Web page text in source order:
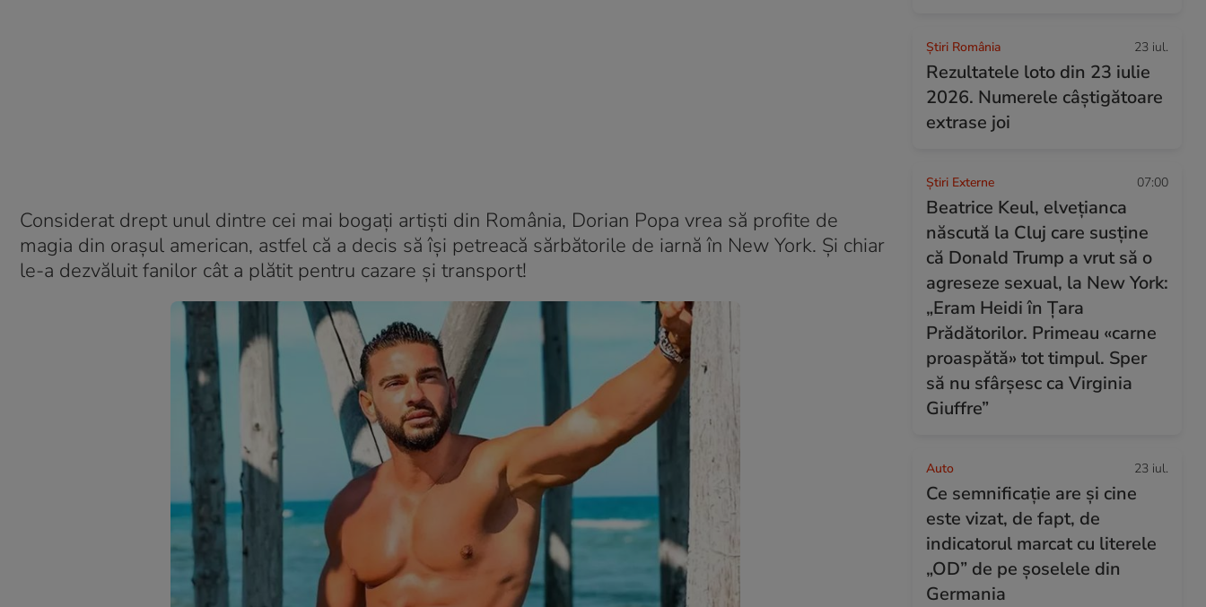
Considerat drept unul dintre cei mai bogați artiști din România, Dorian Popa vrea să profite de
magia din orașul american, astfel că a decis să își petreacă sărbătorile de iarnă în New York. Și chiar
le-a dezvăluit fanilor cât a plătit pentru cazare și transport!
Știri România 23 iul.
Rezultatele loto din 23 iulie
2026. Numerele câștigătoare
extrase joi
Știri Externe 07:00
Beatrice Keul, elvețianca
născută la Cluj care susține
că Donald Trump a vrut să o
agreseze sexual, la New York:
„Eram Heidi în Țara
Prădătorilor. Primeau «carne
proaspătă» tot timpul. Sper
să nu sfârșesc ca Virginia
Giuffre”
Auto 23 iul.
Ce semnificație are și cine
este vizat, de fapt, de
indicatorul marcat cu literele
„OD” de pe șoselele din
Germania